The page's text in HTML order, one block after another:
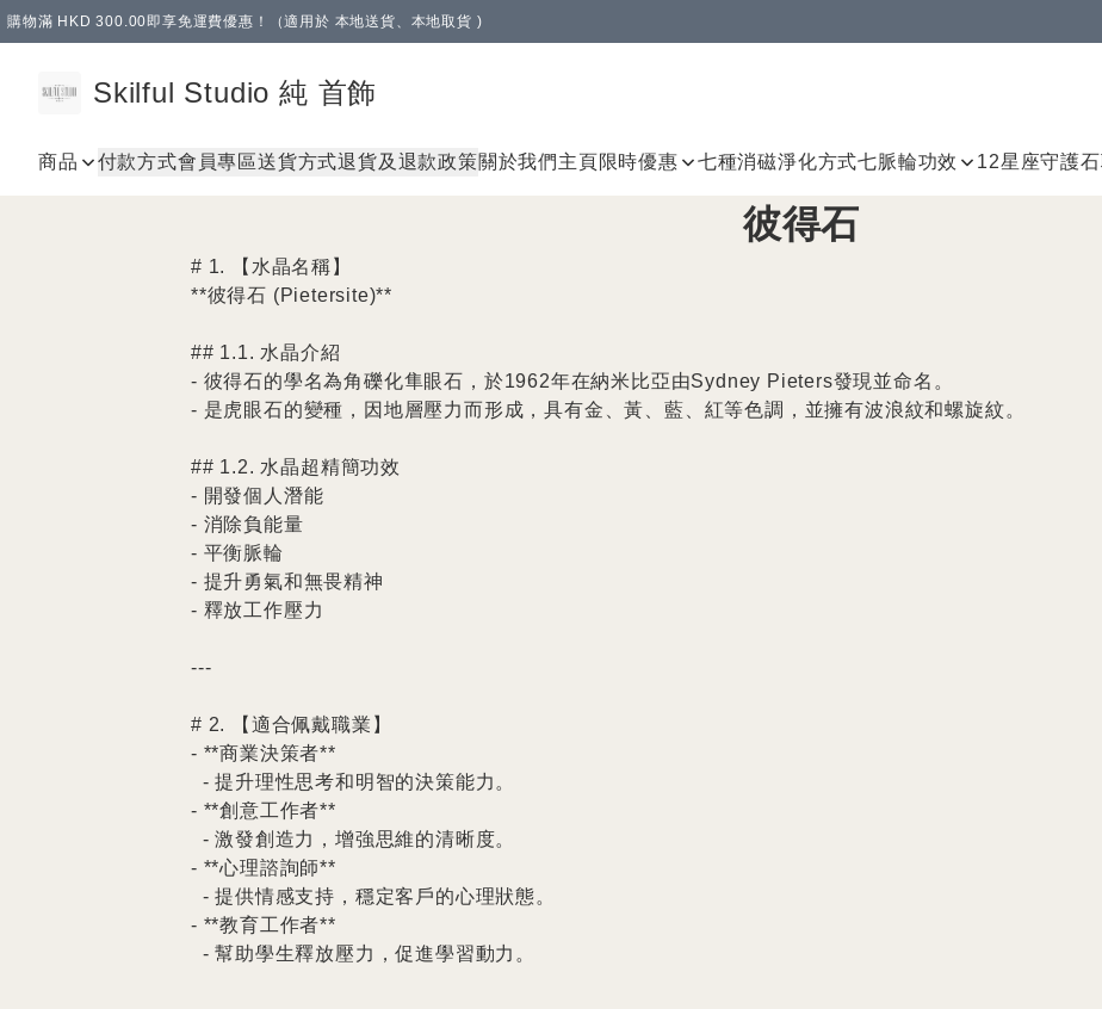
購物滿 HKD 300.00即享免運費優惠！（適用於 本地送貨、本地取貨 )
Skilful Studio 純 首飾
商品 付款方式會員專區送貨方式退貨及退款政策關於我們 主頁限時優惠 七種消磁淨化方式七脈輪功效 12星座守護石
彼得石
# 1. 【水晶名稱】
**彼得石 (Pietersite)**
## 1.1. 水晶介紹
- 彼得石的學名為角礫化隼眼石，於1962年在納米比亞由Sydney Pieters發現並命名。
- 是虎眼石的變種，因地層壓力而形成，具有金、黃、藍、紅等色調，並擁有波浪紋和螺旋紋。
## 1.2. 水晶超精簡功效
- 開發個人潛能
- 消除負能量
- 平衡脈輪
- 提升勇氣和無畏精神
- 釋放工作壓力
---
# 2. 【適合佩戴職業】
- **商業決策者**
- **創意工作者**
- **心理諮詢師**
- **教育工作者**